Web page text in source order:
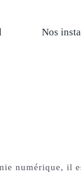
Nos
numérique, il